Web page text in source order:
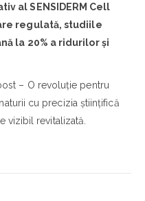
al SENSIDERM Cell
regulată, studiile
la 20% a ridurilor și
– O revoluție pentru
cu precizia științifică
vizibil revitalizată.